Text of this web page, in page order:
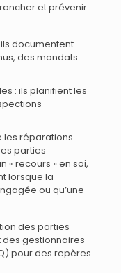
et prévenir
ils documentent
des mandats
: ils planifient les
les réparations
parties
« recours » en soi,
lorsque la
ou qu’une
des parties
gestionnaires
pour des repères